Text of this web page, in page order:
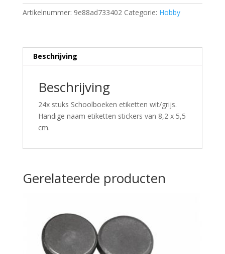
Artikelnummer: 9e88ad733402 Categorie: Hobby
Beschrijving
Beschrijving
24x stuks Schoolboeken etiketten wit/grijs.
Handige naam etiketten stickers van 8,2 x 5,5
cm.
Gerelateerde producten